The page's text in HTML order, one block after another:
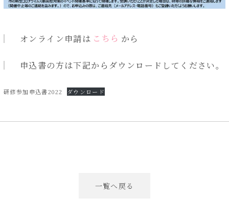
オンライン申請は こちら から
申込書の方は下記からダウンロードしてください。
研修参加申込書2022 ダウンロード
一覧へ戻る